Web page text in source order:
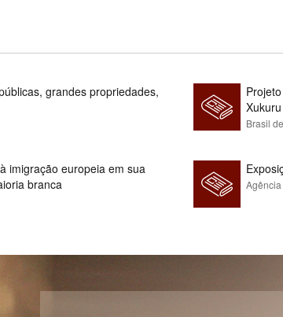
grandes propriedades,
Brasil
imigração europeia em sua
branca